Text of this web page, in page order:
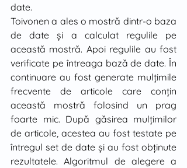
date.
Toivonen a ales o mostră dintr-o baza
de date şi a calculat regulile pe
această mostră. Apoi regulile au fost
verificate pe întreaga bază de date. În
continuare au fost generate mulţimile
frecvente de articole care conţin
această mostră folosind un prag
foarte mic. După găsirea mulţimilor
de articole, acestea au fost testate pe
întregul set de date şi au fost obţinute
rezultatele. Algoritmul de alegere a